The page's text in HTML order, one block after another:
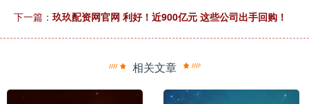
下一篇： 玖玖配资网官网 利好！近900亿元 这些公司出手回购！
相关文章